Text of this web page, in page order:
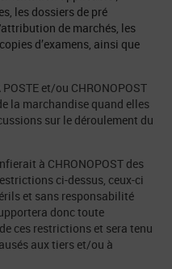
les dossiers de pré
de marchés, les
d’examens, ainsi que
et/ou CHRONOPOST
la marchandise quand elles
sur le déroulement du
à CHRONOPOST des
ci-dessus, ceux-ci
et sans responsabilité
donc toute
ces restrictions et sera tenu
aux tiers et/ou à